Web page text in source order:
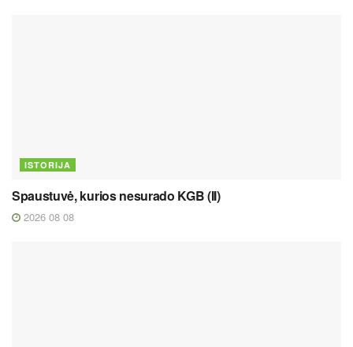
ISTORIJA
Spaustuvė, kurios nesurado KGB (II)
2026 08 08